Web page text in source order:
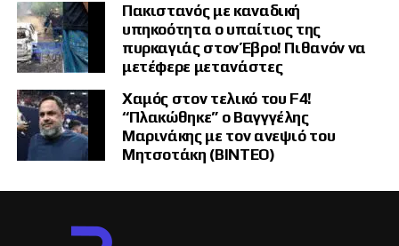
Πακιστανός με καναδική
υπηκοότητα ο υπαίτιος της
πυρκαγιάς στον Έβρο! Πιθανόν να
μετέφερε μετανάστες
Χαμός στον τελικό του F4!
“Πλακώθηκε” ο Βαγγγέλης
Μαρινάκης με τον ανεψιό του
Μητσοτάκη (ΒΙΝΤΕΟ)